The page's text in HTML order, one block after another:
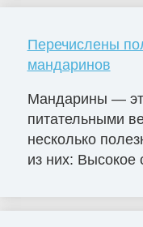
Перечислены
мандаринов
Мандарины —
питательными
несколько
из них: Высокое